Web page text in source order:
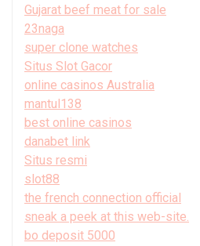
Gujarat beef meat for sale
23naga
super clone watches
Situs Slot Gacor
online casinos Australia
mantul138
best online casinos
danabet link
Situs resmi
slot88
the french connection official
sneak a peek at this web-site.
bo deposit 5000